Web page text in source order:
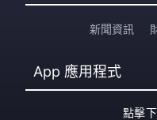
新聞資訊
App 應用程式
點擊